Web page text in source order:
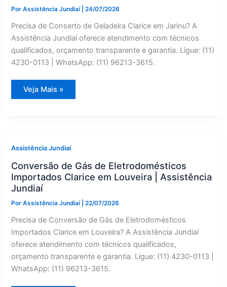
PorAssistência Jundiaí |24/07/2026
Precisa de Conserto de Geladeira Clarice em Jarinu? A
Assistência Jundiaí oferece atendimento com técnicos
qualificados, orçamento transparente e garantia. Ligue: (11)
4230-0113 | WhatsApp: (11) 96213-3615.
Geladeira
Clarice
Veja Mais »
Assistência Jundiaí
Conversão de Gás de Eletrodomésticos
Importados Clarice em Louveira | Assistência
Jundiaí
PorAssistência Jundiaí |22/07/2026
Precisa de Conversão de Gás de Eletrodomésticos
Importados Clarice em Louveira? A Assistência Jundiaí
oferece atendimento com técnicos qualificados,
orçamento transparente e garantia. Ligue: (11) 4230-0113 |
WhatsApp: (11) 96213-3615.